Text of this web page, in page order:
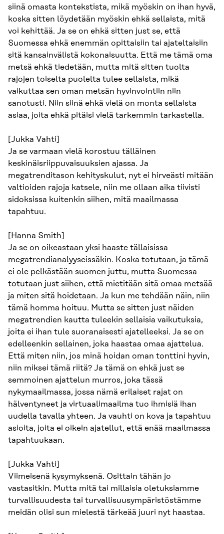
siinä omasta kontekstista, mikä myöskin on ihan hyvä,
koska sitten löydetään myöskin ehkä sellaista, mitä
voi kehittää. Ja se on ehkä sitten just se, että
Suomessa ehkä enemmän opittaisiin tai ajateltaisiin
sitä kansainvälistä kokonaisuutta. Että me tämä oma
metsä ehkä tiedetään, mutta mitä sitten tuolta
rajojen toiselta puolelta tulee sellaista, mikä
vaikuttaa sen oman metsän hyvinvointiin niin
sanotusti. Niin siinä ehkä vielä on monta sellaista
asiaa, joita ehkä pitäisi vielä tarkemmin tarkastella.
[Jukka Vahti]
Ja se varmaan vielä korostuu tälläinen
keskinäisriippuvaisuuksien ajassa. Ja
megatrenditason kehityskulut, nyt ei hirveästi mitään
valtioiden rajoja katsele, niin me ollaan aika tiivisti
sidoksissa kuitenkin siihen, mitä maailmassa
tapahtuu.
[Hanna Smith]
Ja se on oikeastaan yksi haaste tällaisissa
megatrendianalyyseissäkin. Koska totutaan, ja tämä
ei ole pelkästään suomen juttu, mutta Suomessa
totutaan just siihen, että mietitään sitä omaa metsää
ja miten sitä hoidetaan. Ja kun me tehdään näin, niin
tämä homma hoituu. Mutta se sitten just näiden
megatrendien kautta tuleekin sellaisia vaikutuksia,
joita ei ihan tule suoranaisesti ajatelleeksi. Ja se on
edelleenkin sellainen, joka haastaa omaa ajattelua.
Että miten niin, jos minä hoidan oman tonttini hyvin,
niin miksei tämä riitä? Ja tämä on ehkä just se
semmoinen ajattelun murros, joka tässä
nykymaailmassa, jossa nämä erilaiset rajat on
hälventyneet ja virtuaalimaailma tuo ihmisiä ihan
uudella tavalla yhteen. Ja vauhti on kova ja tapahtuu
asioita, joita ei oikein ajatellut, että enää maailmassa
tapahtuukaan.
[Jukka Vahti]
Viimeisenä kysymyksenä. Osittain tähän jo
vastasitkin. Mutta mitä tai millaisia oletuksiamme
turvallisuudesta tai turvallisuusympäristöstämme
meidän olisi sun mielestä tärkeää juuri nyt haastaa.